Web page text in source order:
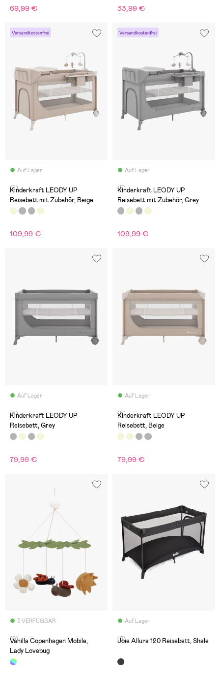
69,99 € 33,99 €
Versandkostenfrei
Auf Lager
(5)
Kinderkraft LEODY UP
Reisebett mit Zubehör, Beige
109,99 €
Versandkostenfrei
Auf Lager
(5)
Kinderkraft LEODY UP
Reisebett mit Zubehör, Grey
109,99 €
Auf Lager
(5)
Kinderkraft LEODY UP
Reisebett, Grey
79,99 €
Auf Lager
(5)
Kinderkraft LEODY UP
Reisebett, Beige
79,99 €
3 VERFÜGBAR
(0)
Vanilla Copenhagen Mobile,
Lady Lovebug
Auf Lager
(0)
Joie Allura 120 Reisebett, Shale